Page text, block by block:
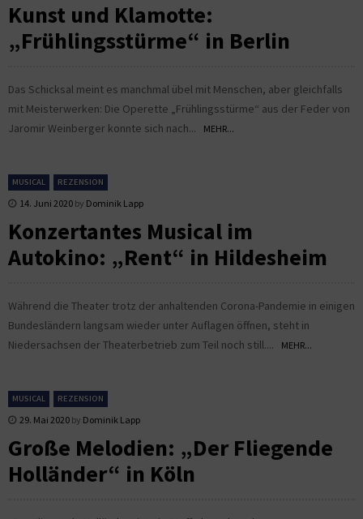
Kunst und Klamotte:
„Frühlingsstürme“ in Berlin
Das Schicksal meint es manchmal übel mit Menschen, aber gleichfalls
mit Meisterwerken: Die Operette „Frühlingsstürme“ aus der Feder von
Jaromir Weinberger konnte sich nach...
MEHR...
MUSICAL REZENSION
14. Juni 2020 by Dominik Lapp
Konzertantes Musical im
Autokino: „Rent“ in Hildesheim
Während die Theater trotz der anhaltenden Corona-Pandemie in einigen
Bundesländern langsam wieder unter Auflagen öffnen, steht in
Niedersachsen der Theaterbetrieb zum Teil noch still....
MEHR...
MUSICAL REZENSION
29. Mai 2020 by Dominik Lapp
Große Melodien: „Der Fliegende
Holländer“ in Köln